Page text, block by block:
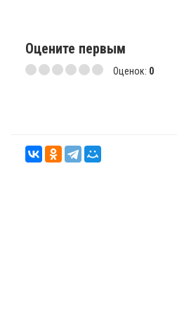
Оцените первым
Оценок: 0